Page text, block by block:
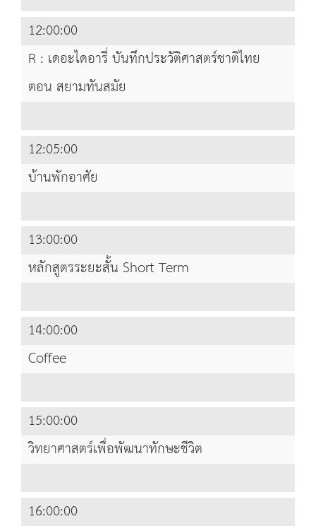
12:00:00
R : เดอะไดอารี่ บันทึกประวัติศาสตร์ชาติไทย
ตอน สยามทันสมัย
12:05:00
บ้านพักอาศัย
13:00:00
หลักสูตรระยะสั้น Short Term
14:00:00
Coffee
15:00:00
วิทยาศาสตร์เพื่อพัฒนาทักษะชีวิต
16:00:00